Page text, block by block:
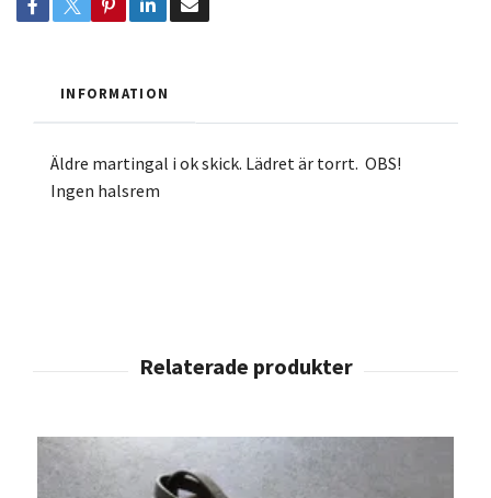
INFORMATION
Äldre martingal i ok skick. Lädret är torrt. OBS!
Ingen halsrem